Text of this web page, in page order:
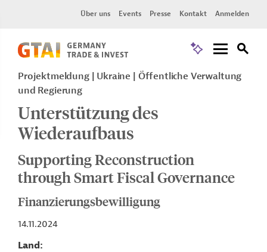
Über uns Events Presse Kontakt Anmelden
Projektmeldung Ukraine
Öffentliche Verwaltung
und Regierung
Unterstützung des
Wiederaufbaus
Supporting Reconstruction
through Smart Fiscal Governance
Finanzierungsbewilligung
14.11.2024
Land